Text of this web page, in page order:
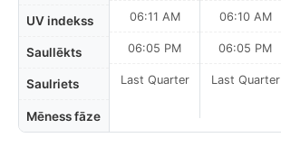
UV indekss
Saullēkts
Saulriets
Mēness fāze
06:11 AM
06:05 PM
Last Quarter
06:10 AM
06:05 PM
Last Quarter